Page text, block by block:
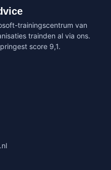
trainingscentrum van
trainden al via ons.
score 9,1.